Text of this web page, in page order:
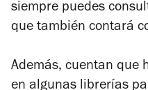
siempre puedes
que también contará
Además, cuentan que
en algunas librerías